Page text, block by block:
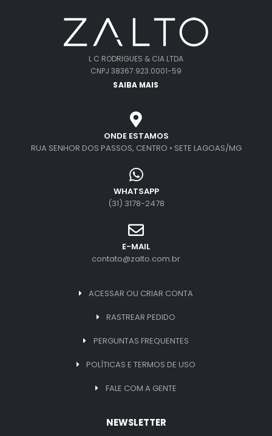
L C RODRIGUES & CIA LTDA
CNPJ 38367.923.0001-59
SAIBA MAIS
ONDE ESTAMOS
RUA SENHOR DOS PASSOS, CENTRO • SETE LAGOAS/MG
WHATSAPP
(31) 3178-2478
E-MAIL
contato@zalto.com.br
ACESSAR OU CRIAR CONTA
RASTREAR PEDIDO
PERGUNTAS FREQUENTES
POLÍTICAS E TERMOS DE USO
FALE COM A GENTE
NEWSLETTER